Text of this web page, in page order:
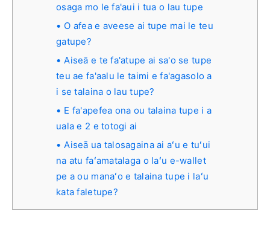
osaga mo le fa'aui i tua o lau tupe
O afea e aveese ai tupe mai le teu
gatupe?
Aiseā e te fa'atupe ai sa'o se tupe
teu ae fa'aalu le taimi e fa'agasolo a
i se talaina o lau tupe?
E fa'apefea ona ou talaina tupe i a
uala e 2 e totogi ai
Aiseā ua talosagaina ai aʻu e tuʻui
na atu faʻamatalaga o laʻu e-wallet
pe a ou manaʻo e talaina tupe i laʻu
kata faletupe?